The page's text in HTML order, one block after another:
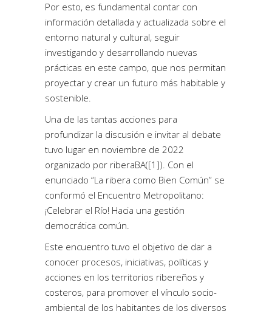
Por esto, es fundamental contar con
información detallada y actualizada sobre el
entorno natural y cultural, seguir
investigando y desarrollando nuevas
prácticas en este campo, que nos permitan
proyectar y crear un futuro más habitable y
sostenible.
Una de las tantas acciones para
profundizar la discusión e invitar al debate
tuvo lugar en noviembre de 2022
organizado por riberaBA([1]). Con el
enunciado “La ribera como Bien Común” se
conformó el Encuentro Metropolitano:
¡Celebrar el Río! Hacia una gestión
democrática común.
Este encuentro tuvo el objetivo de dar a
conocer procesos, iniciativas, políticas y
acciones en los territorios ribereños y
costeros, para promover el vínculo socio-
ambiental de los habitantes de los diversos